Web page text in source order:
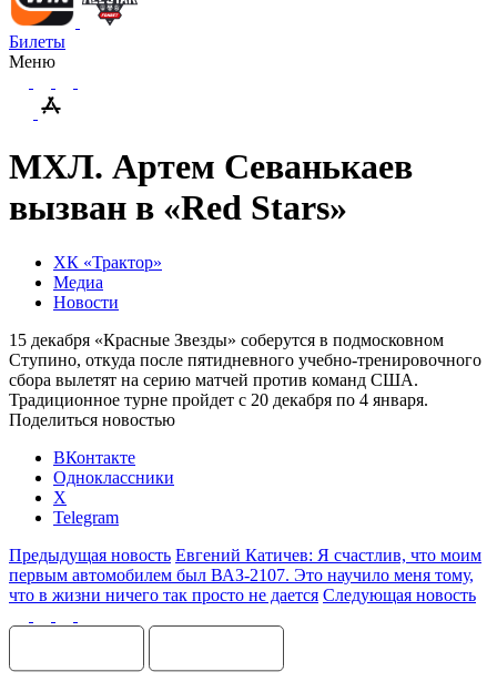
Билеты
Меню
МХЛ. Артем Севанькаев
вызван в «Red Stars»
ХК «Трактор»
Медиа
Новости
15 декабря «Красные Звезды» соберутся в подмосковном
Ступино, откуда после пятидневного учебно-тренировочного
сбора вылетят на серию матчей против команд США.
Традиционное турне пройдет с 20 декабря по 4 января.
Поделиться новостью
ВКонтакте
Одноклассники
X
Telegram
Предыдущая новость Евгений Катичев: Я счастлив, что моим
первым автомобилем был ВАЗ-2107. Это научило меня тому,
что в жизни ничего так просто не дается Следующая новость